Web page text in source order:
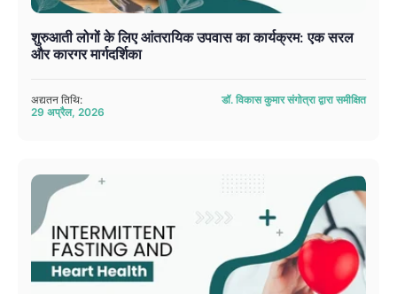
शुरुआती लोगों के लिए आंतरायिक उपवास का कार्यक्रम: एक सरल
और कारगर मार्गदर्शिका
अद्यतन तिथि:
29 अप्रैल, 2026
डॉ. विकास कुमार संगोत्रा ​​द्वारा समीक्षित